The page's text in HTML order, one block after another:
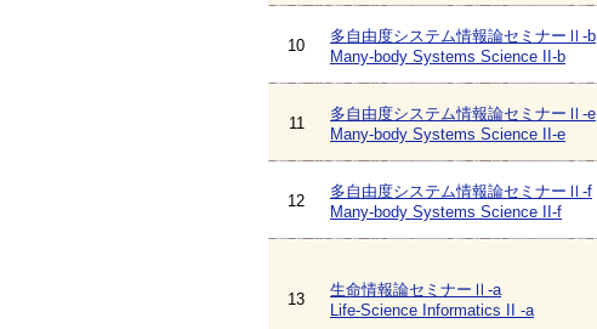
10
多自由度システム情報論セミナーⅡ-b
Many-body Systems Science II-b
11
多自由度システム情報論セミナーⅡ-e
Many-body Systems Science II-e
12
多自由度システム情報論セミナーⅡ-f
Many-body Systems Science II-f
13
生命情報論セミナーⅡ-a
Life-Science Informatics II -a